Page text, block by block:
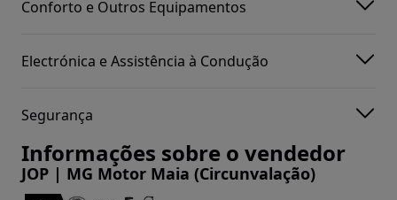
Conforto e Outros Equipamentos
Electrónica e Assistência à Condução
Segurança
Informações sobre o vendedor
JOP | MG Motor Maia (Circunvalação)